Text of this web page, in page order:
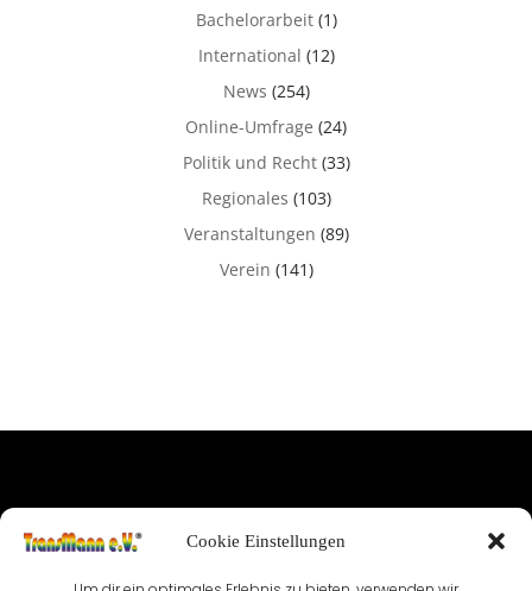
Cookie Einstellungen
Bachelorarbeit(1)
International (12)
News (254)
Online-Umfrage (24)
Politik und Recht(33)
Regionales (103)
Veranstaltungen (89)
Verein (141)
IMPRESSUM